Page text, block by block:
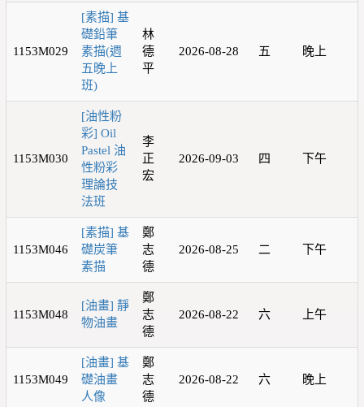
1153M029
[素描] 基
礎鉛筆
素描(週
五晚上
班)
林
德
平
2026-08-28 五 晚上
1153M030
[油性粉
彩] Oil
Pastel 油
性粉彩
理論技
法班
李
正
宏
2026-09-03 四 下午
1153M046
[素描] 基
礎炭筆
素描
鄭
志
德
2026-08-25 二 下午
1153M048
[油畫] 靜
物油畫
鄭
志
德
2026-08-22 六 上午
1153M049
[油畫] 基
礎油畫
人像
鄭
志
德
2026-08-22 六 晚上